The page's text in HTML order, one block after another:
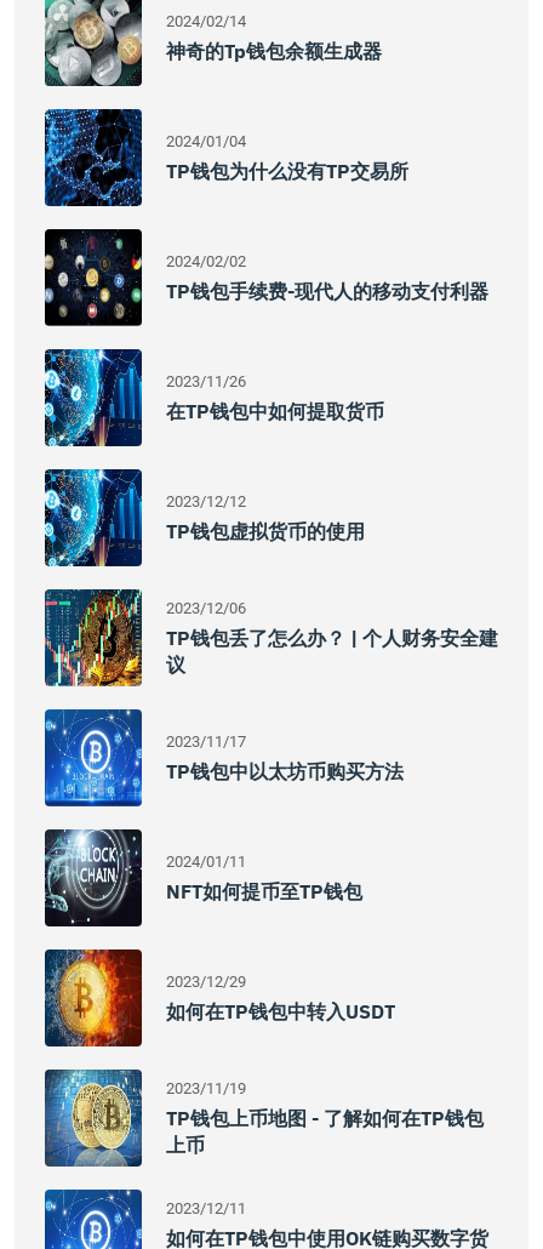
2024/02/14
神奇的tp钱包余额生成器
2024/01/04
TP钱包为什么没有TP交易所
2024/02/02
TP钱包手续费-现代人的移动支付利器
2023/11/26
在TP钱包中如何提取货币
2023/12/12
TP钱包虚拟货币的使用
2023/12/06
TP钱包丢了怎么办？ | 个人财务安全建
议
2023/11/17
TP钱包中以太坊币购买方法
2024/01/11
NFT如何提币至TP钱包
2023/12/29
如何在TP钱包中转入USDT
2023/11/19
TP钱包上币地图 - 了解如何在TP钱包
上币
2023/12/11
如何在TP钱包中使用OK链购买数字货